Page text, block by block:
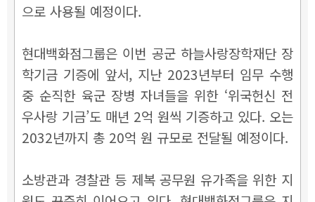
으로 사용될 예정이다.
현대백화점그룹은 이번 공군 하늘사랑장학재단 장
학기금 기증에 앞서, 지난 2023년부터 임무 수행
중 순직한 육군 장병 자녀들을 위한 ‘위국헌신 전
우사랑 기금’도 매년 2억 원씩 기증하고 있다. 오는
2032년까지 총 20억 원 규모로 전달될 예정이다.
소방관과 경찰관 등 제복 공무원 유가족을 위한 지